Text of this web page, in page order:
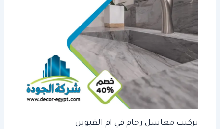
تركيب مغاسل رخام في ام القيوين